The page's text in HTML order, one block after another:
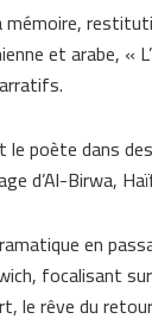
et arabe, «
le poète dans
d’Al-Birwa,
en
focalisant
le rêve du